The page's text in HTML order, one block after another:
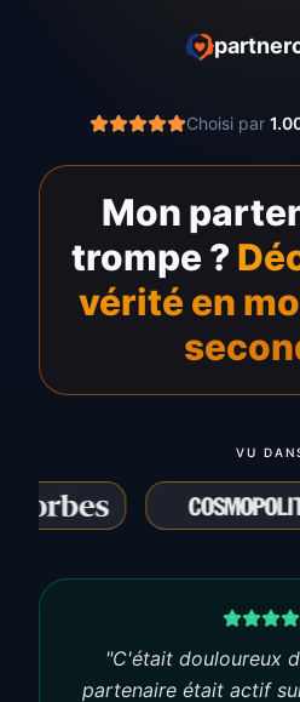
Choisi par
Mon
trompe ?
vérité en
VU
"C'était douloureux
partenaire était actif